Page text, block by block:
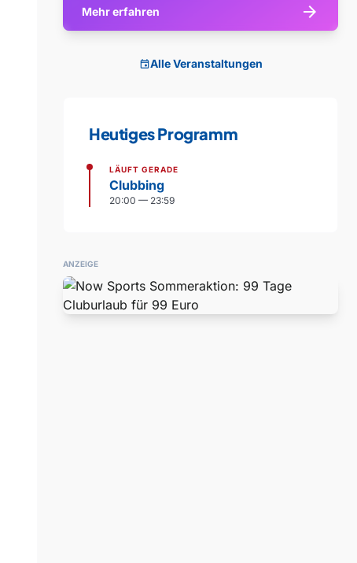
Mehr erfahren arrow_forward
eventAlle Veranstaltungen
Heutiges Programm
LÄUFT GERADE
Clubbing
20:00 — 23:59
ANZEIGE